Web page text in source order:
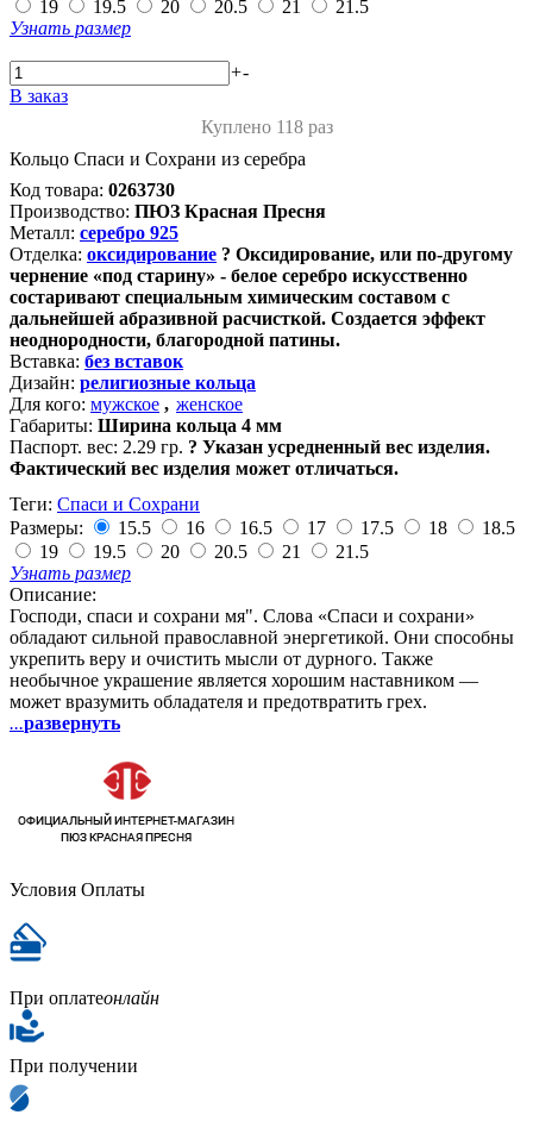
19 19.5 20 20.5 21
21.5
Узнать размер
+-
В заказ
Куплено 118 раз
Кольцо Спаси и Сохрани из серебра
Код товара: 0263730
Производство: ПЮЗ Красная Пресня
Металл: серебро 925
Отделка: оксидирование ? Оксидирование, или по-другому
чернение «под старину» - белое серебро искусственно
состаривают специальным химическим составом с
дальнейшей абразивной расчисткой. Создается эффект
неоднородности, благородной патины.
Вставка: без вставок
Дизайн: религиозные кольца
Для кого: мужское , женское
Габариты: Ширина кольца 4 мм
Паспорт. вес: 2.29 гр. ? Указан усредненный вес изделия.
Фактический вес изделия может отличаться.
Теги: Спаси и Сохрани
Размеры:
15.5 16 16.5 17 17.5 18
18.5
19
19.5 20 20.5 21
21.5
Узнать размер
Описание:
Господи, спаси и сохрани мя". Слова «Спаси и сохрани»
обладают сильной православной энергетикой. Они способны
укрепить веру и очистить мысли от дурного. Также
необычное украшение является хорошим наставником —
может вразумить обладателя и предотвратить грех.
...развернуть
Условия Оплаты
При оплатеонлайн
При получении